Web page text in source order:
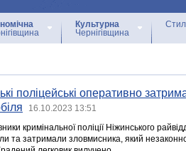
Культурна
Чернігівщина
поліцейські оперативно
16.10.2023 13:51
кримінальної поліції Ніжинського
та затримали зловмисника, який